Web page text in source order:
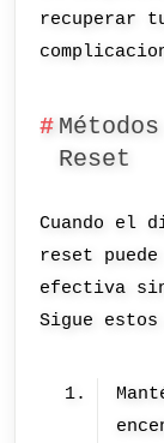
recuperar
Reset
Cuando el
reset
efectiva
Sigue estos